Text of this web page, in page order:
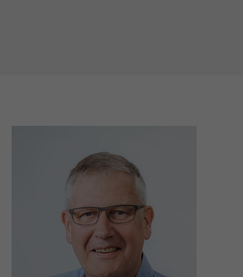
Einsatzgebiete: Schmarl & Groß